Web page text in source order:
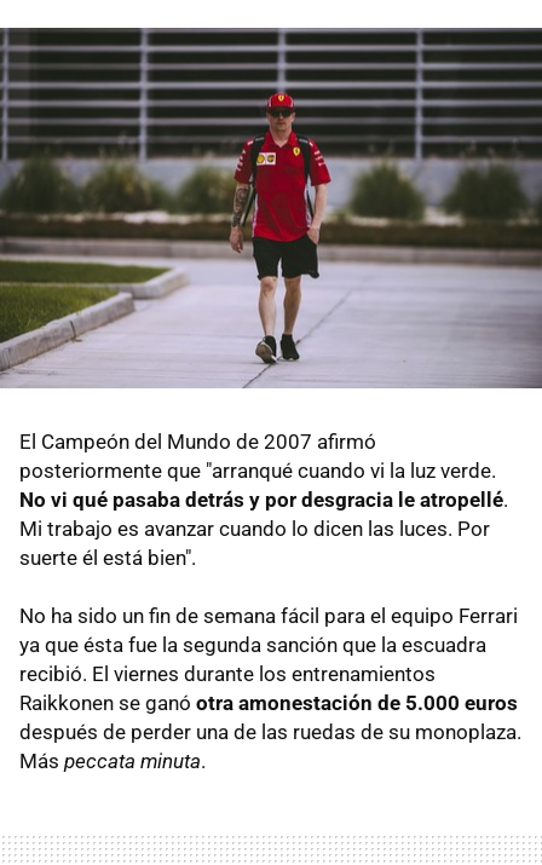
El Campeón del Mundo de 2007 afirmó
posteriormente que "arranqué cuando vi la luz verde.
No vi qué pasaba detrás y por desgracia le atropellé.
Mi trabajo es avanzar cuando lo dicen las luces. Por
suerte él está bien".
No ha sido un fin de semana fácil para el equipo Ferrari
ya que ésta fue la segunda sanción que la escuadra
recibió. El viernes durante los entrenamientos
Raikkonen se ganó otra amonestación de 5.000 euros
después de perder una de las ruedas de su monoplaza.
Más peccata minuta.